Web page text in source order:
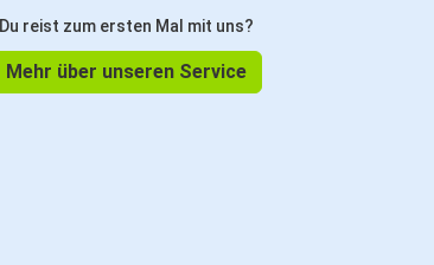
Du reist zum ersten Mal mit uns?
Mehr über unseren Service